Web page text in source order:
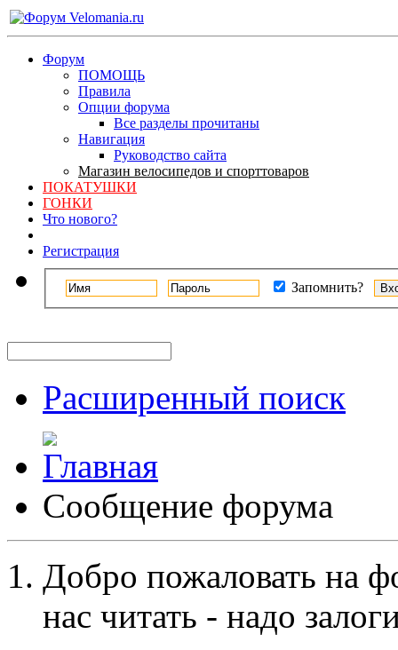
Форум
ПОМОЩЬ
Правила
Опции форума
Все разделы прочитаны
Навигация
Руководство сайта
Магазин велосипедов и спорттоваров
ПОКАТУШКИ
ГОНКИ
Что нового?
Регистрация
Запомнить?
Расширенный поиск
Сообщение форума
Добро пожаловать на
нас читать - надо